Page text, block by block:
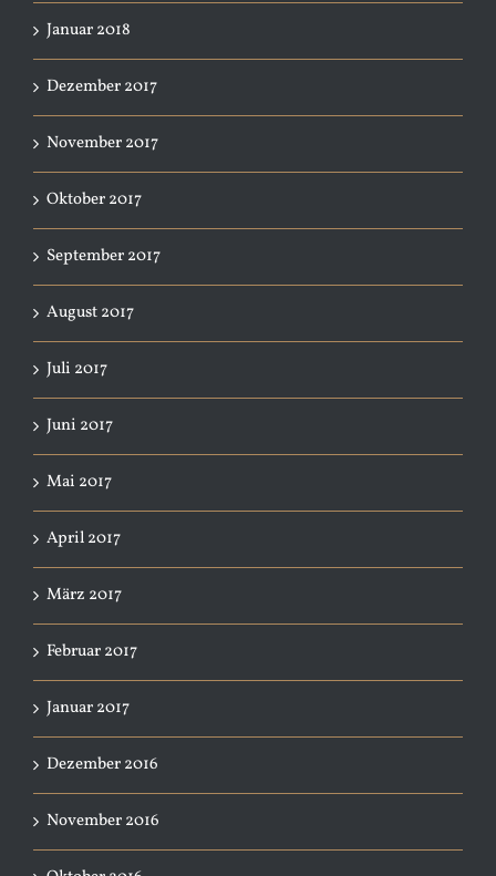
Januar 2018
Dezember 2017
November 2017
Oktober 2017
September 2017
August 2017
Juli 2017
Juni 2017
Mai 2017
April 2017
März 2017
Februar 2017
Januar 2017
Dezember 2016
November 2016